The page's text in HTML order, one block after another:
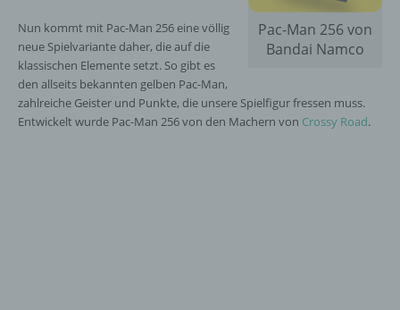
Pac-Man 256 von
Bandai Namco
Nun kommt mit Pac-Man 256 eine völlig
neue Spielvariante daher, die auf die
klassischen Elemente setzt. So gibt es
den allseits bekannten gelben Pac-Man,
zahlreiche Geister und Punkte, die unsere Spielfigur fressen muss.
Entwickelt wurde Pac-Man 256 von den Machern von Crossy Road.